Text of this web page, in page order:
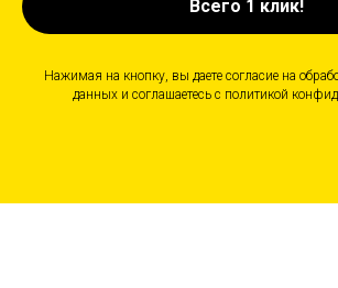
Всего 1 клик!
Нажимая на кнопку, вы даете согласие на
данных и соглашаетесь c политикой